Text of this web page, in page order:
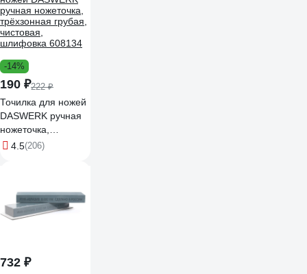
-14%
190 ₽222 ₽
Точилка для ножей
DASWERK ручная
ножеточка,
трёхзонная грубая,
4.5(206)
732 ₽